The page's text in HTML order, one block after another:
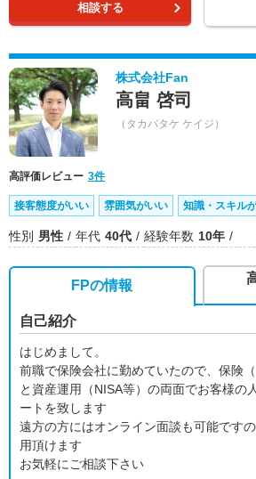
相談する
株式会社Fan
高畠 啓司
（タカバタケ ケイジ）
高評価レビュー 3件
接客態度がいい 雰囲気がいい 知識・スキル
性別 男性 年代 40代 経験年数 10年
FPの情報
自己紹介
はじめまして。
前職で保険会社に勤めていたので、保険
と資産運用（NISA等）の両面でお客様の
ートを致します
遠方の方にはオンライン面談も可能です
用頂けます
お気軽にご相談下さい